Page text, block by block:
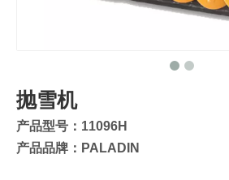
抛雪机
产品型号：11096H
产品品牌：PALADIN